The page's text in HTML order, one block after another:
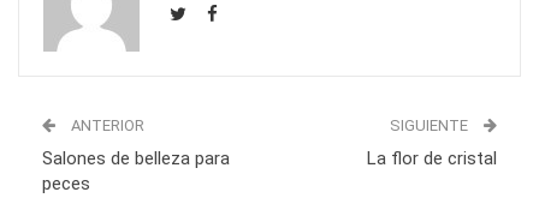
ANTERIOR
Salones de belleza para
peces
SIGUIENTE
La flor de cristal